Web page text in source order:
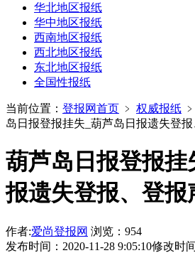
华北地区报纸
华中地区报纸
西南地区报纸
西北地区报纸
东北地区报纸
全国性报纸
当前位置： 登报网首页 ﹥ 权威报纸 ﹥
岛日报登报挂失_葫芦岛日报遗失登
葫芦岛日报登报挂
报遗失登报、登报
作者:爱尚登报网 浏览：954
发布时间：2020-11-28 9:05:10修改时